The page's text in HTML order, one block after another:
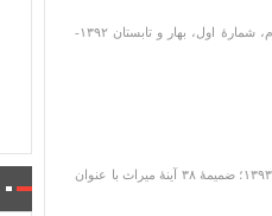
میراث علمی اسلام و ایران -دو فصل نامه تاریخ علوم و فناوری دورۀ اسلامی- سال دوم، شمارۀ اول، بهار و تابستان ۱۳۹۲-
دو فصلنامۀ ویژۀ پژوهش های متن شناسی؛ دورۀ جدید، سال دوازدهم، ضمیمۀ ۳۸، سال ۱۳۹۳؛ ضمیمۀ ۳۸ آینۀ میراث با عنوان